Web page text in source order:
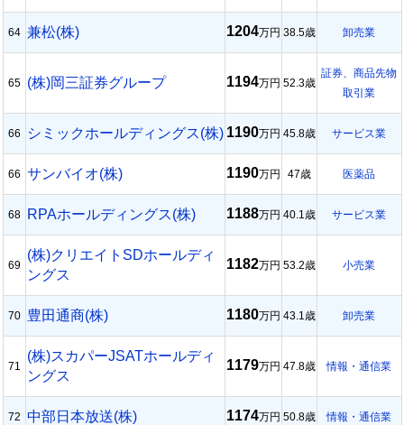
64 兼松(株) 1204万円 38.5歳 卸売業
65 (株)岡三証券グループ 1194万円 52.3歳
証券、商品先物
取引業
66 シミックホールディングス(株) 1190万円 45.8歳 サービス業
66 サンバイオ(株) 1190万円 47歳 医薬品
68 RPAホールディングス(株) 1188万円 40.1歳 サービス業
69
(株)クリエイトSDホールディ
ングス
1182万円 53.2歳 小売業
70 豊田通商(株) 1180万円 43.1歳 卸売業
71
(株)スカパーJSATホールディ
ングス
1179万円 47.8歳 情報・通信業
72 中部日本放送(株) 1174万円 50.8歳 情報・通信業